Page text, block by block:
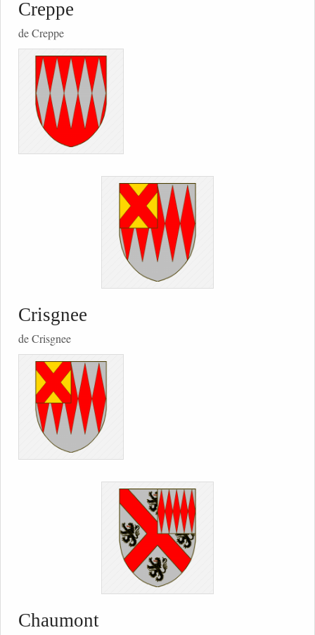
Creppe
de Creppe
Crisgnee
de Crisgnee
Chaumont